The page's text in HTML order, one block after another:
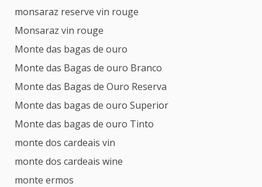
monsaraz reserve vin rouge
Monsaraz vin rouge
Monte das bagas de ouro
Monte das Bagas de ouro Branco
Monte das Bagas de Ouro Reserva
Monte das bagas de ouro Superior
Monte das bagas de ouro Tinto
monte dos cardeais vin
monte dos cardeais wine
monte ermos